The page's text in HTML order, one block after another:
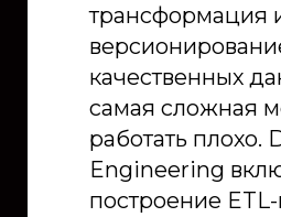
трансформация
качественных
самая сложная
работать плохо.
Engineering
построение